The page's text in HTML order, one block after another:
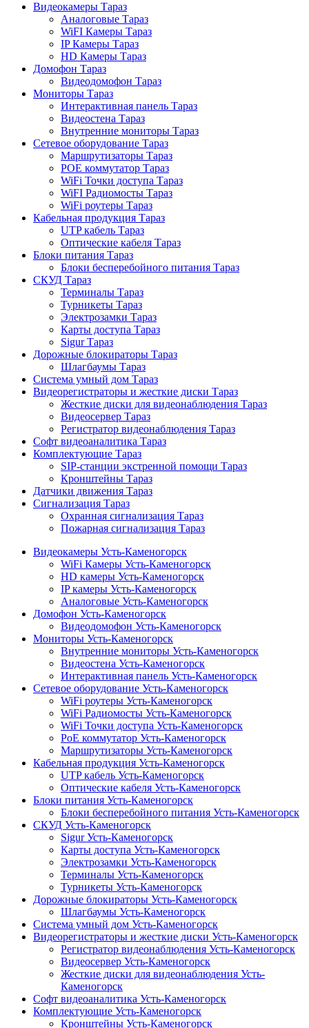
Видеокамеры Тараз
Аналоговые Тараз
WiFI Камеры Тараз
IP Камеры Тараз
HD Камеры Тараз
Домофон Тараз
Видеодомофон Тараз
Мониторы Тараз
Интерактивная панель Тараз
Видеостена Тараз
Внутренние мониторы Тараз
Сетевое оборудование Тараз
Маршрутизаторы Тараз
POE коммутатор Тараз
WiFi Точки доступа Тараз
WiFI Радиомосты Тараз
WiFi роутеры Тараз
Кабельная продукция Тараз
UTP кабель Тараз
Оптические кабеля Тараз
Блоки питания Тараз
Блоки бесперебойного питания Тараз
СКУД Тараз
Терминалы Тараз
Турникеты Тараз
Электрозамки Тараз
Карты доступа Тараз
Sigur Тараз
Дорожные блокираторы Тараз
Шлагбаумы Тараз
Система умный дом Тараз
Видеорегистраторы и жесткие диски Тараз
Жесткие диски для видеонаблюдения Тараз
Видеосервер Тараз
Регистратор видеонаблюдения Тараз
Софт видеоаналитика Тараз
Комплектующие Тараз
SIP-станции экстренной помощи Тараз
Кронштейны Тараз
Датчики движения Тараз
Сигнализация Тараз
Охранная сигнализация Тараз
Пожарная сигнализация Тараз
Видеокамеры Усть-Каменогорск
WiFi Камеры Усть-Каменогорск
HD камеры Усть-Каменогорск
IP камеры Усть-Каменогорск
Аналоговые Усть-Каменогорск
Домофон Усть-Каменогорск
Видеодомофон Усть-Каменогорск
Мониторы Усть-Каменогорск
Внутренние мониторы Усть-Каменогорск
Видеостена Усть-Каменогорск
Интерактивная панель Усть-Каменогорск
Сетевое оборудование Усть-Каменогорск
WiFi роутеры Усть-Каменогорск
WiFi Радиомосты Усть-Каменогорск
WiFi Точки доступа Усть-Каменогорск
PoE коммутатор Усть-Каменогорск
Маршрутизаторы Усть-Каменогорск
Кабельная продукция Усть-Каменогорск
UTP кабель Усть-Каменогорск
Оптические кабеля Усть-Каменогорск
Блоки питания Усть-Каменогорск
Блоки бесперебойного питания Усть-Каменогорск
СКУД Усть-Каменогорск
Sigur Усть-Каменогорск
Карты доступа Усть-Каменогорск
Электрозамки Усть-Каменогорск
Терминалы Усть-Каменогорск
Турникеты Усть-Каменогорск
Дорожные блокираторы Усть-Каменогорск
Шлагбаумы Усть-Каменогорск
Система умный дом Усть-Каменогорск
Видеорегистраторы и жесткие диски Усть-Каменогорск
Регистратор видеонаблюдения Усть-Каменогорск
Видеосервер Усть-Каменогорск
Жесткие диски для видеонаблюдения Усть-
Каменогорск
Софт видеоаналитика Усть-Каменогорск
Комплектующие Усть-Каменогорск
Кронштейны Усть-Каменогорск